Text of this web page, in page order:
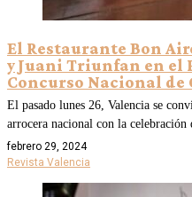
El Restaurante Bon
y Juani Triunfan en el
Concurso Nacional de
El pasado lunes 26, Valencia se
arrocera nacional con la
febrero 29, 2024
Revista Valencia